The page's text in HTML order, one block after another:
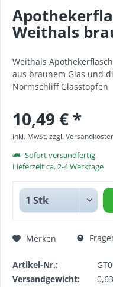
Weithals
Weithals
aus braunem Glas und
Normschliff Glasstopfen
10,49 € *
inkl. MwSt.zzgl.
Sofort versandfertig
Lieferzeit ca. 2-4 Werktage
Merken
Artikel-Nr.:
Versandgewicht: